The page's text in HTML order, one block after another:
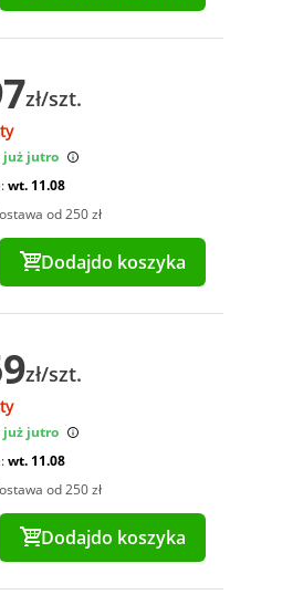
zł/szt.
już jutro
wt. 11.08
od 250 zł
Dodajdo koszyka
zł/szt.
już jutro
wt. 11.08
od 250 zł
Dodajdo koszyka